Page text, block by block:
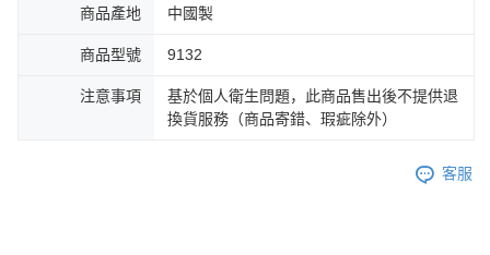
商品產地 中國製
商品型號 9132
注意事項
基於個人衛生問題，此商品售出後不提供退
換貨服務（商品寄錯、瑕疵除外）
客服